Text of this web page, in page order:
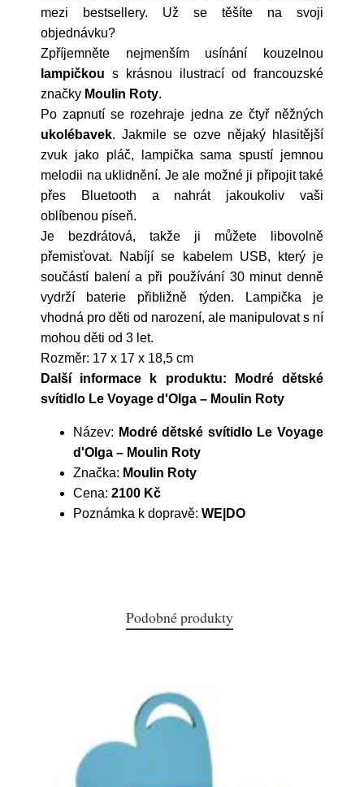
mezi bestsellery. Už se těšíte na svoji
objednávku?
Zpříjemněte nejmenším usínání kouzelnou
lampičkou s krásnou ilustrací od francouzské
značky Moulin Roty.
Po zapnutí se rozehraje jedna ze čtyř něžných
ukolébavek. Jakmile se ozve nějaký hlasitější
zvuk jako pláč, lampička sama spustí jemnou
melodii na uklidnění. Je ale možné ji připojit také
přes Bluetooth a nahrát jakoukoliv vaši
oblíbenou píseň.
Je bezdrátová, takže ji můžete libovolně
přemisťovat. Nabíjí se kabelem USB, který je
součástí balení a při používání 30 minut denně
vydrží baterie přibližně týden. Lampička je
vhodná pro děti od narození, ale manipulovat s ní
mohou děti od 3 let.
Rozměr: 17 x 17 x 18,5 cm
Další informace k produktu: Modré dětské
svítidlo Le Voyage d'Olga – Moulin Roty
Název: Modré dětské svítidlo Le Voyage
d'Olga – Moulin Roty
Značka: Moulin Roty
Cena: 2100 Kč
Poznámka k dopravě: WE|DO
Podobné produkty